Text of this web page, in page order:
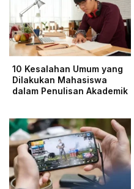
10 Kesalahan Umum yang
Dilakukan Mahasiswa
dalam Penulisan Akademik